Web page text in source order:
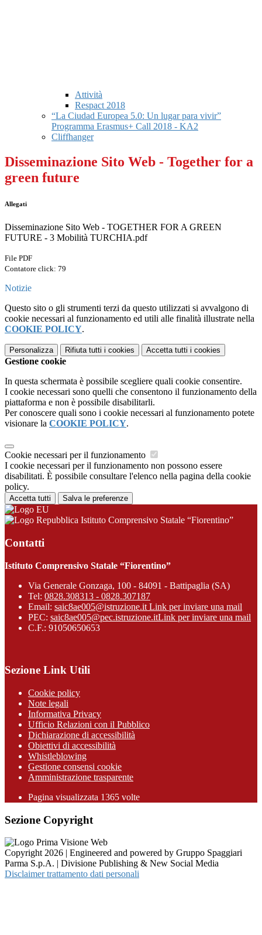
Attività
Respact 2018
“La Ciudad Europea 5.0: Un lugar para vivir”
Programma Erasmus+ Call 2018 - KA2
Cliffhanger
Disseminazione Sito Web - Together for a
green future
Allegati
Disseminazione Sito Web - TOGETHER FOR A GREEN
FUTURE - 3 Mobilità TURCHIA.pdf
File PDF
Contatore click: 79
Notizie
Questo sito o gli strumenti terzi da questo utilizzati si avvalgono di
cookie necessari al funzionamento ed utili alle finalità illustrate nella
COOKIE POLICY.
Personalizza Rifiuta tutti i cookies Accetta tutti i cookies
Gestione cookie
In questa schermata è possibile scegliere quali cookie consentire.
I cookie necessari sono quelli che consentono il funzionamento della
piattaforma e non è possibile disabilitarli.
Per conoscere quali sono i cookie necessari al funzionamento potete
visionare la COOKIE POLICY.
Cookie necessari per il funzionamento
I cookie necessari per il funzionamento non possono essere
disabilitati. È possibile consultare l'elenco nella pagina della cookie
policy.
Accetta tutti Salva le preferenze
Istituto Comprensivo Statale “Fiorentino”
Contatti
Istituto Comprensivo Statale “Fiorentino”
Via Generale Gonzaga, 100 - 84091 - Battipaglia (SA)
Tel: 0828.308313 - 0828.307187
Email: saic8ae005@istruzione.it Link per inviare una mail
PEC: saic8ae005@pec.istruzione.itLink per inviare una mail
C.F.: 91050650653
Sezione Link Utili
Cookie policy
Note legali
Informativa Privacy
Ufficio Relazioni con il Pubblico
Dichiarazione di accessibilità
Obiettivi di accessibilità
Whistleblowing
Gestione consensi cookie
Amministrazione trasparente
Pagina visualizzata 1365 volte
Sezione Copyright
Copyright 2026 | Engineered and powered by Gruppo Spaggiari
Parma S.p.A. | Divisione Publishing & New Social Media
Disclaimer trattamento dati personali